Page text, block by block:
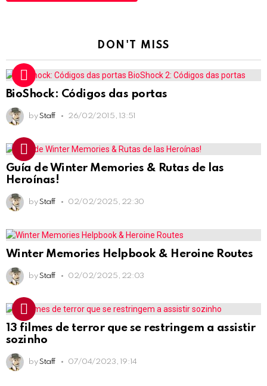
DON'T MISS
BioShock: Códigos das portas
by Staff 26/02/2015, 13:51
Guía de Winter Memories & Rutas de las
Heroínas!
by Staff 02/02/2025, 22:30
Winter Memories Helpbook & Heroine Routes
by Staff 02/02/2025, 22:03
13 filmes de terror que se restringem a assistir
sozinho
by Staff 07/04/2023, 19:14